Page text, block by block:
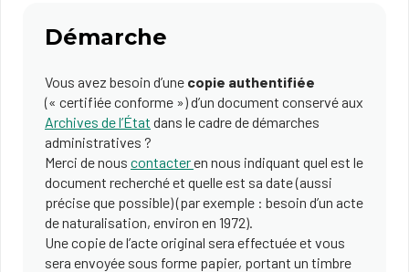
Démarche
Vous avez besoin d’une copie authentifiée
(« certifiée conforme ») d’un document conservé aux
Archives de l’État dans le cadre de démarches
administratives ?
Merci de nous contacteren nous indiquant quel est le
document recherché et quelle est sa date (aussi
précise que possible) (par exemple : besoin d’un acte
de naturalisation, environ en 1972).
Une copie de l’acte original sera effectuée et vous
sera envoyée sous forme papier, portant un timbre